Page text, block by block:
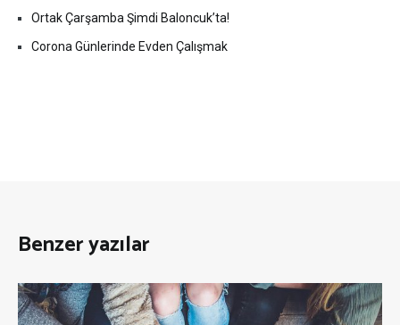
Ortak Çarşamba Şimdi Baloncuk’ta!
Corona Günlerinde Evden Çalışmak
Benzer yazılar